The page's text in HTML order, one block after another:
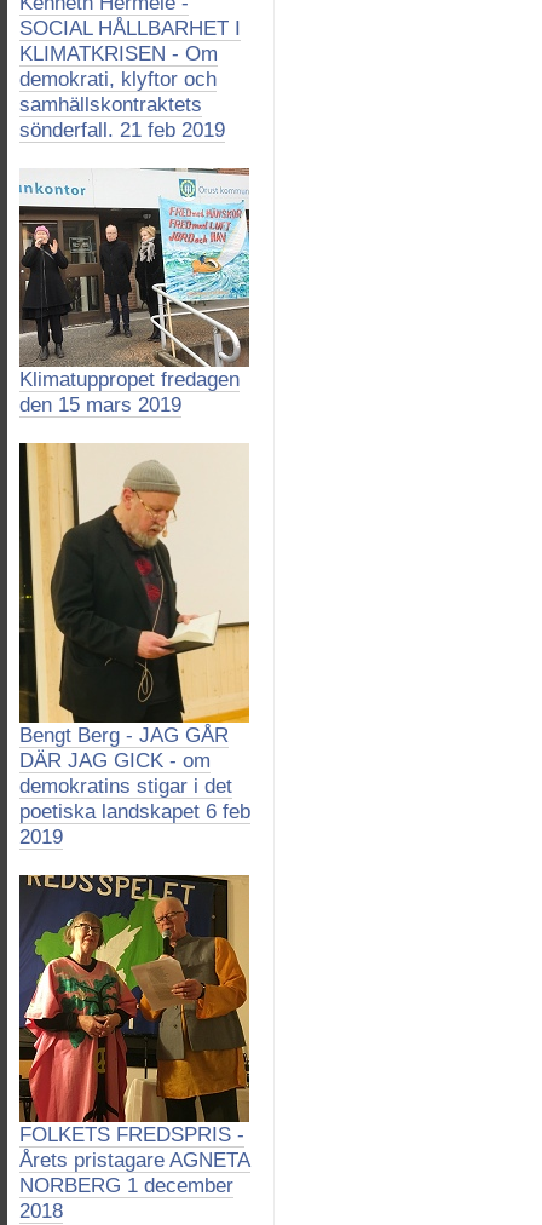
SOCIAL HÅLLBARHET I
KLIMATKRISEN - Om
demokrati, klyftor och
samhällskontraktets
sönderfall. 21 feb 2019
Klimatuppropet fredagen
den 15 mars 2019
Bengt Berg - JAG GÅR
DÄR JAG GICK - om
demokratins stigar i det
poetiska landskapet 6 feb
2019
FOLKETS FREDSPRIS -
Årets pristagare AGNETA
NORBERG 1 december
2018